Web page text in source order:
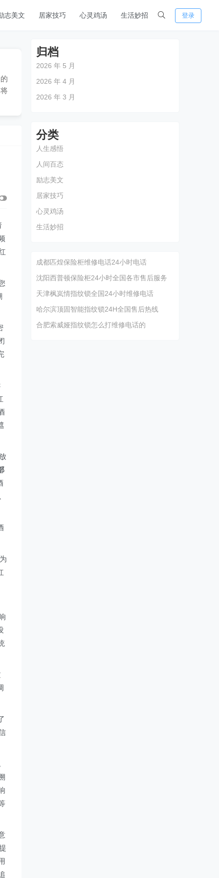
志美文 居家技巧 心灵鸡汤 生活妙招 登录
归档
2026 年 5 月
2026 年 4 月
2026 年 3 月
分类
人生感悟
人间百态
励志美文
居家技巧
心灵鸡汤
生活妙招
成都匹煌保险柜维修电话24小时电话
沈阳西普顿保险柜24小时全国各市售后服务
天津枫岚情指纹锁全国24小时维修电话
哈尔滨顶固智能指纹锁24H全国售后热线
合肥索威娅指纹锁怎么打维修电话的